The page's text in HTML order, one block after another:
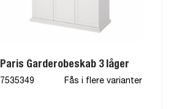
Paris Garderobeskab 3 låger
7535349 Fås i flere varianter